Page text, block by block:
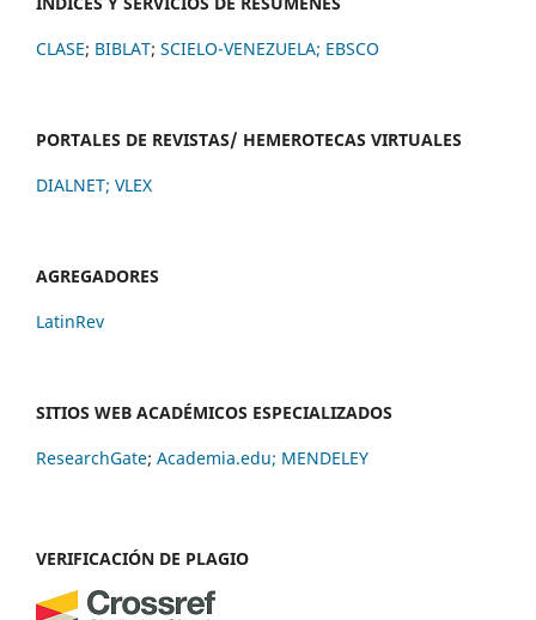
CLASE; BIBLAT; SCIELO-VENEZUELA; EBSCO
PORTALES DE REVISTAS/ HEMEROTECAS VIRTUALES
DIALNET; VLEX
AGREGADORES
LatinRev
SITIOS WEB ACADÉMICOS ESPECIALIZADOS
ResearchGate; Academia.edu; MENDELEY
VERIFICACIÓN DE PLAGIO